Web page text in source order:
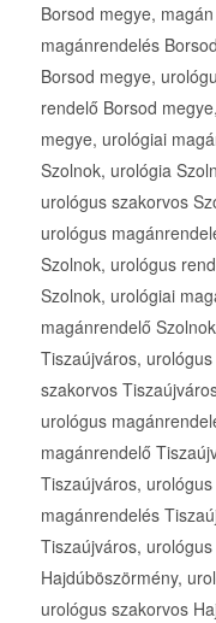
Borsod megye,
magánrendelés
Borsod megye,
rendelő Borsod
megye, urológiai
Szolnok, urológia
urológus szakorvos
urológus
Szolnok, urológus
Szolnok, urológiai
magánrendelő
Tiszaújváros,
szakorvos
urológus
magánrendelő
Tiszaújváros,
magánrendelés
Tiszaújváros,
Hajdúböszörmény,
urológus szakorvos